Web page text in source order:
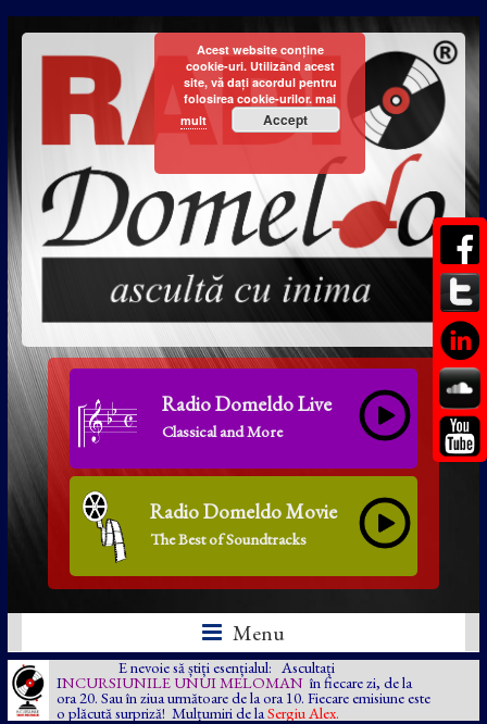
Radio Domeldo Live
Classical and More
Radio Domeldo Movie
The Best of Soundtracks
Menu
E nevoie să știți esențialul: Ascultați
INCURSIUNILE UNUI MELOMAN în fiecare zi, de la
ora 20. Sau în ziua următoare de la ora 10. Fiecare emisiune este
o plăcută surpriză! Mulțumiri de la Sergiu Alex.
Acest website conține
cookie-uri. Utilizând acest
site, vă dați acordul pentru
folosirea cookie-urilor. mai
mult
Accept